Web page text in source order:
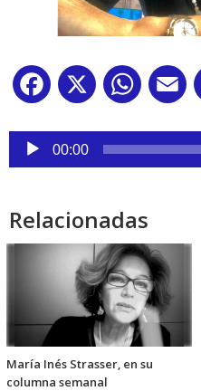
Facebook
X
Reproductor
audio
00:00
Relacionadas
María Inés Strasser, en su
columna semanal